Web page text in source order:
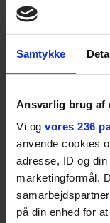
Samtykke
Ansvarlig brug af
Vi og vores 236
anvende cookies
adresse, ID og
marketingformål.
på din enhed for
Danmarks
fortællerens
arv, angst,
at miste
SPONSORERET
BOSS’ nye
banen
Fra BOSS OPEN i
med Australian